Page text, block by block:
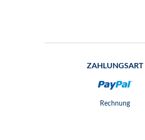
ZAHLUNGSART
Rechnung